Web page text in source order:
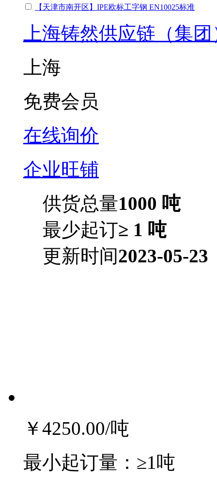
【天津市南开区】IPE欧标工字钢 EN10025标准
上海铸然供应链（集
上海
免费会员
在线询价
企业旺铺
供货总量1000 吨
最少起订≥ 1 吨
更新时间2023-05-23
￥4250.00/吨
最小起订量： ≥1吨